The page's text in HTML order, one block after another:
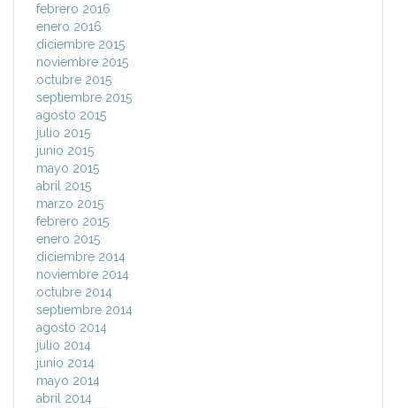
febrero 2016
enero 2016
diciembre 2015
noviembre 2015
octubre 2015
septiembre 2015
agosto 2015
julio 2015
junio 2015
mayo 2015
abril 2015
marzo 2015
febrero 2015
enero 2015
diciembre 2014
noviembre 2014
octubre 2014
septiembre 2014
agosto 2014
julio 2014
junio 2014
mayo 2014
abril 2014